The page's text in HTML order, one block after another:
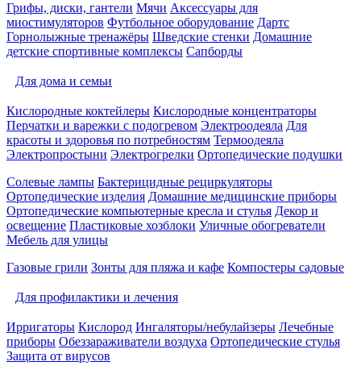
Грифы, диски, гантели Мячи Аксессуары для
миостимуляторов Футбольное оборудование Дартс
Горнолыжные тренажёры Шведские стенки Домашние
детские спортивные комплексы Сапборды
Для дома и семьи
Кислородные коктейлеры Кислородные концентраторы
Перчатки и варежки с подогревом Электроодеяла Для
красоты и здоровья по потребностям Термоодеяла
Электропростыни Электрогрелки Ортопедические подушки
Солевые лампы Бактерицидные рециркуляторы
Ортопедические изделия Домашние медицинские приборы
Ортопедические компьютерные кресла и стулья Декор и
освещение Пластиковые хозблоки Уличные обогреватели
Мебель для улицы
Газовые грили Зонты для пляжа и кафе Компостеры садовые
Для профилактики и лечения
Ирригаторы Кислород Ингаляторы/небулайзеры Лечебные
приборы Обеззараживатели воздуха Ортопедические стулья
Защита от вирусов